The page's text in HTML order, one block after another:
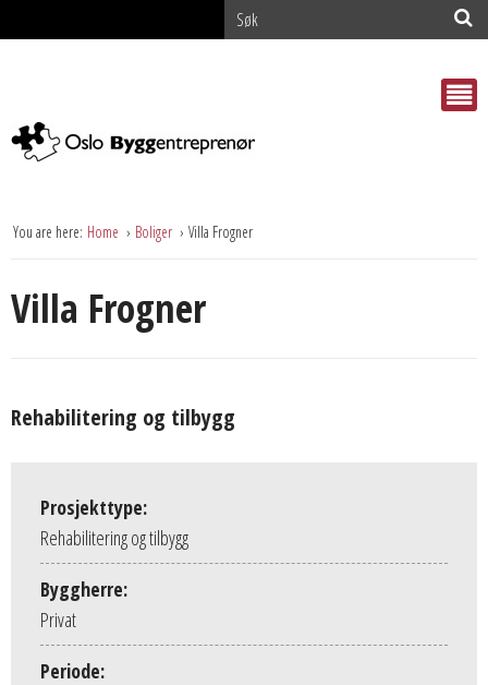
You are here: Home Boliger Villa Frogner
Villa Frogner
Rehabilitering og tilbygg
Prosjekttype:
Rehabilitering og tilbygg
Byggherre:
Privat
Periode: